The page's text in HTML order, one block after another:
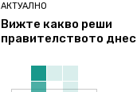
АКТУАЛНО
Вижте какво реши
правителството днес